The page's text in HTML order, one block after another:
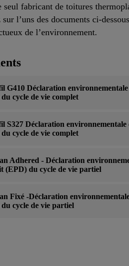
fabricant de toitures
l’uns des documents ci-
de l’environnement.
G410 Déclaration
cycle de vie complet
S327 Déclaration
cycle de vie complet
Adhered - Déclaration
(EPD) du cycle de vie partiel
Fixé -Déclaration
cycle de vie partiel